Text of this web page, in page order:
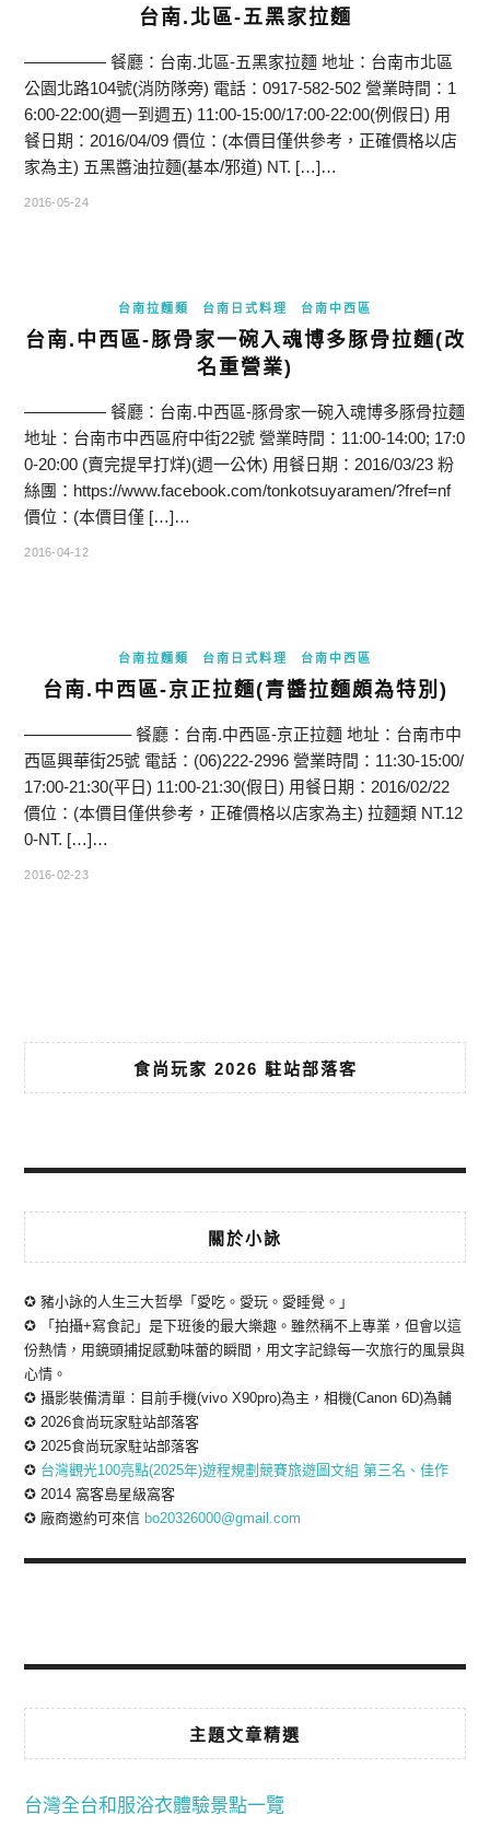
台南.北區-五黑家拉麵
————— 餐廳：台南.北區-五黑家拉麵 地址：台南市北區
公園北路104號(消防隊旁) 電話：0917-582-502 營業時間：1
6:00-22:00(週一到週五) 11:00-15:00/17:00-22:00(例假日) 用
餐日期：2016/04/09 價位：(本價目僅供參考，正確價格以店
家為主) 五黑醬油拉麵(基本/邪道) NT. […]…
2016-05-24
台南拉麵類 台南日式料理 台南中西區
台南.中西區-豚骨家一碗入魂博多豚骨拉麵(改
名重營業)
————— 餐廳：台南.中西區-豚骨家一碗入魂博多豚骨拉麵
地址：台南市中西區府中街22號 營業時間：11:00-14:00; 17:0
0-20:00 (賣完提早打烊)(週一公休) 用餐日期：2016/03/23 粉
絲團：https://www.facebook.com/tonkotsuyaramen/?fref=nf
價位：(本價目僅 […]…
2016-04-12
台南拉麵類 台南日式料理 台南中西區
台南.中西區-京正拉麵(青醬拉麵頗為特別)
——————– 餐廳：台南.中西區-京正拉麵 地址：台南市中
西區興華街25號 電話：(06)222-2996 營業時間：11:30-15:00/
17:00-21:30(平日) 11:00-21:30(假日) 用餐日期：2016/02/22
價位：(本價目僅供參考，正確價格以店家為主) 拉麵類 NT.12
0-NT. […]…
2016-02-23
食尚玩家 2026 駐站部落客
關於小詠
✪ 豬小詠的人生三大哲學「愛吃。愛玩。愛睡覺。」
✪ 「拍攝+寫食記」是下班後的最大樂趣。雖然稱不上專業，但會以這
份熱情，用鏡頭捕捉感動味蕾的瞬間，用文字記錄每一次旅行的風景與
心情。
✪ 攝影裝備清單：目前手機(vivo X90pro)為主，相機(Canon 6D)為輔
✪ 2026食尚玩家駐站部落客
✪ 2025食尚玩家駐站部落客
✪ 台灣觀光100亮點(2025年)遊程規劃競賽旅遊圖文組 第三名、佳作
✪ 2014 窩客島星級窩客
✪ 廠商邀約可來信 bo20326000@gmail.com
主題文章精選
台灣全台和服浴衣體驗景點一覽